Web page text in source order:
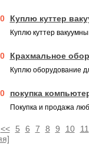
Куплю куттер
Куплю куттер
Крахмальное
Куплю оборудование
покупка
Покупка и продажа
<< 5 6 7 8 9 10
11